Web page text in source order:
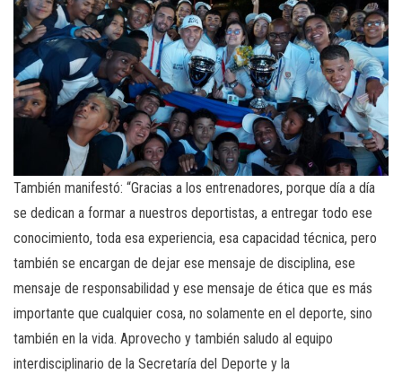
También manifestó: “Gracias a los entrenadores, porque día a día
se dedican a formar a nuestros deportistas, a entregar todo ese
conocimiento, toda esa experiencia, esa capacidad técnica, pero
también se encargan de dejar ese mensaje de disciplina, ese
mensaje de responsabilidad y ese mensaje de ética que es más
importante que cualquier cosa, no solamente en el deporte, sino
también en la vida. Aprovecho y también saludo al equipo
interdisciplinario de la Secretaría del Deporte y la